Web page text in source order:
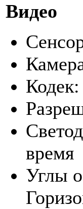
Видео
время
Углы